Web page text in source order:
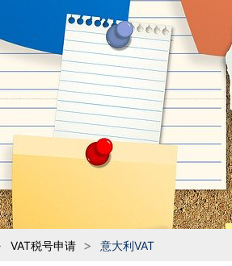
VAT税号申请 意大利VAT